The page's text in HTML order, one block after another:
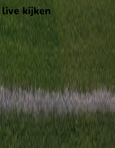
kijken
de strijd aan met
om 17:00 en wordt